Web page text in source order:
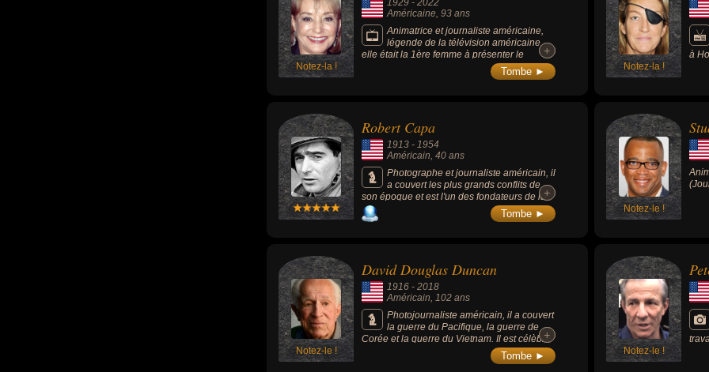
Notez-la !
Américaine , 93 ans
Animatrice et journaliste américaine,
légende de la télévision américaine,
elle était la 1ère femme à présenter le
journal télévisé du soir « ABC Evening News
» en 1976 et avait fait ses adieux en 2014
+
+
Tombe ► Notez-la !
à
Robert Capa
1913 - 1954
Américain , 40 ans
Photographe et journaliste américain, il
a couvert les plus grands conflits de
son époque et est l'un des fondateurs de la
coopérative photographique Magnum,
première de ce genre à voir le jour. Il fut le
avec Ingrid Bergman et une longue amitié
avec Ernest Hemingway, qui s’est inspiré des
photos de Capa pour écrire le livre « Pour
qui sonne le glas » (1940).
+
+
Tombe ► Notez-le !
Notez-le !
David Douglas Duncan
1916 - 2018
Américain, 102 ans
Photojournaliste américain, il a couvert
la guerre du Pacifique, la guerre de
Corée et la guerre du Vietnam. Il est célèbre
par ailleurs pour ses reportages sur Pablo
Picasso, Martin Gray et Henri Cartier-
+
+
Tombe ► Notez-le !